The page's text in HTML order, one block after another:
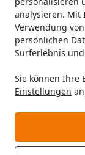
analysieren. Mit
Verwendung
persönlichen
Surferlebnis
Sie können Ihre
Einstellungen
Startseite
Aquaristik
EHEIM
für classic